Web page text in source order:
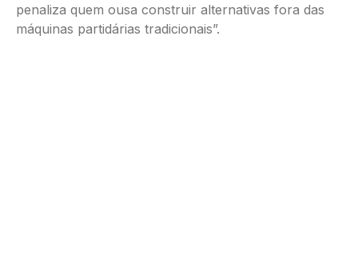
penaliza quem ousa construir alternativas fora das
máquinas partidárias tradicionais”.